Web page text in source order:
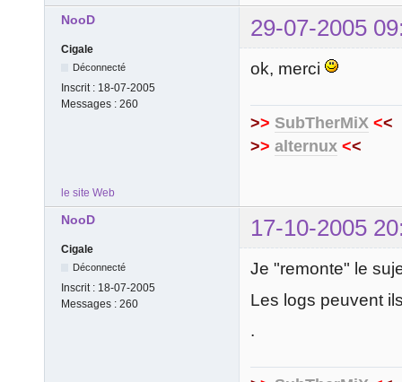
NooD 29-07-2005
Cigale
Déconnecté
Inscrit : 18-07-2005
Messages : 260
ok, merci
>> SubTherMiX <<
>> alternux <<
le site Web
NooD 17-10-2005
Cigale
Déconnecté
Inscrit : 18-07-2005
Messages : 260
Je "remonte" le
Les logs peuvent
.